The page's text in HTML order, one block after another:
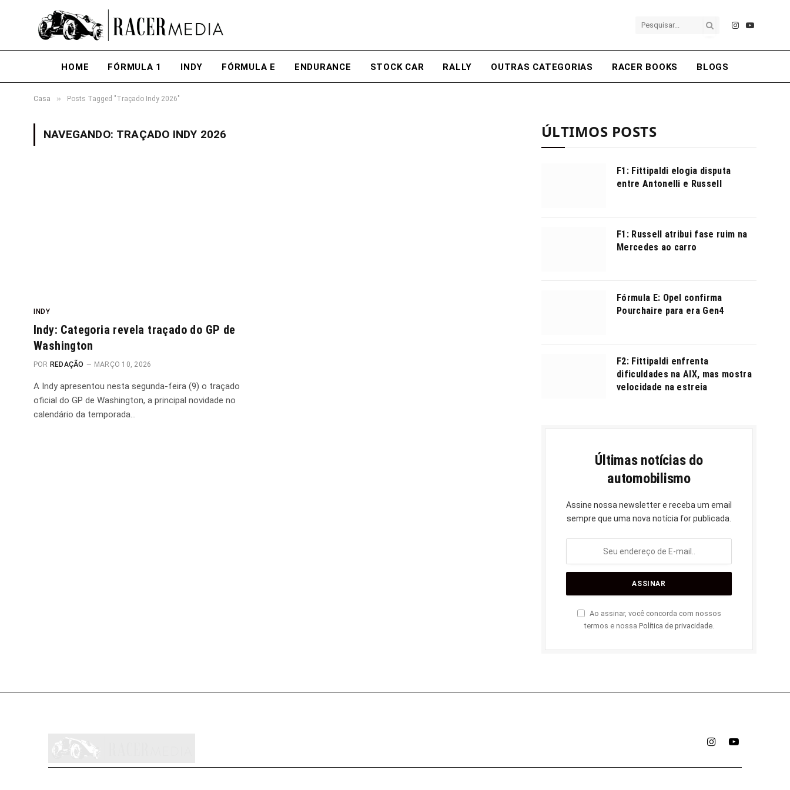
Instagram
YouTube
HOME FÓRMULA 1 INDY FÓRMULA E ENDURANCE STOCK CAR RALLY OUTRAS CATEGORIAS RACER BOOKS BLOGS
Casa » Posts Tagged "Traçado Indy 2026"
NAVEGANDO: TRAÇADO INDY 2026
INDY
Indy: Categoria revela traçado do GP de
Washington
POR REDAÇÃO MARÇO 10, 2026
A Indy apresentou nesta segunda-feira (9) o traçado
oficial do GP de Washington, a principal novidade no
calendário da temporada…
ÚLTIMOS POSTS
F1: Fittipaldi elogia disputa
entre Antonelli e Russell
F1: Russell atribui fase ruim na
Mercedes ao carro
Fórmula E: Opel confirma
Pourchaire para era Gen4
F2: Fittipaldi enfrenta
dificuldades na AIX, mas mostra
velocidade na estreia
Últimas notícias do
automobilismo
Assine nossa newsletter e receba um email
sempre que uma nova notícia for publicada.
Ao assinar, você concorda com nossos
termos e nossa Política de privacidade.
InstagramYouTube